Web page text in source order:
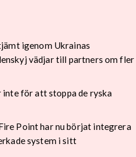
igenom Ukrainas
vädjar till partners om fler
inte för att stoppa de ryska
Point har nu börjat integrera
system i sitt